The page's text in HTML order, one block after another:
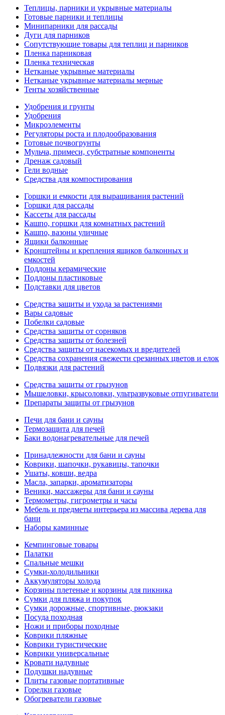
Теплицы, парники и укрывные материалы
Готовые парники и теплицы
Минипарники для рассады
Дуги для парников
Сопутствующие товары для теплиц и парников
Пленка парниковая
Пленка техническая
Нетканые укрывные материалы
Нетканые укрывные материалы мерные
Тенты хозяйственные
Удобрения и грунты
Удобрения
Микроэлементы
Регуляторы роста и плодообразования
Готовые почвогрунты
Мульча, примеси, субстратные компоненты
Дренаж садовый
Гели водные
Средства для компостирования
Горшки и емкости для выращивания растений
Горшки для рассады
Кассеты для рассады
Кашпо, горшки для комнатных растений
Кашпо, вазоны уличные
Ящики балконные
Кронштейны и крепления ящиков балконных и
емкостей
Поддоны керамические
Поддоны пластиковые
Подставки для цветов
Средства защиты и ухода за растениями
Вары садовые
Побелки садовые
Средства защиты от сорняков
Средства защиты от болезней
Средства защиты от насекомых и вредителей
Средства сохранения свежести срезанных цветов и елок
Подвязки для растений
Средства защиты от грызунов
Мышеловки, крысоловки, ультразвуковые отпугиватели
Препараты защиты от грызунов
Печи для бани и сауны
Термозащита для печей
Баки водонагревательные для печей
Принадлежности для бани и сауны
Коврики, шапочки, рукавицы, тапочки
Ушаты, ковши, ведра
Масла, запарки, ароматизаторы
Веники, массажеры для бани и сауны
Термометры, гигрометры и часы
Мебель и предметы интерьера из массива дерева для
бани
Наборы каминные
Кемпинговые товары
Палатки
Спальные мешки
Сумки-холодильники
Аккумуляторы холода
Корзины плетеные и корзины для пикника
Сумки для пляжа и покупок
Сумки дорожные, спортивные, рюкзаки
Посуда походная
Ножи и приборы походные
Коврики пляжные
Коврики туристические
Коврики универсальные
Кровати надувные
Подушки надувные
Плиты газовые портативные
Горелки газовые
Обогреватели газовые